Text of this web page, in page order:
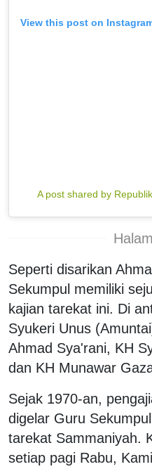
View this post on
A post shared by
Seperti disarikan
Sekumpul memiliki
kajian tarekat ini. Di
Syukeri Unus
Ahmad Sya'rani, KH
dan KH Munawar
Sejak 1970-an,
digelar Guru
tarekat Sammaniyah.
setiap pagi Rabu,